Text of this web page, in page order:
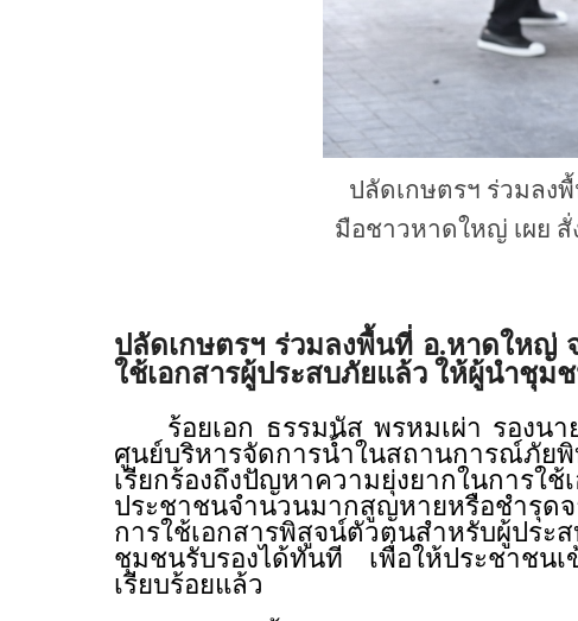
ปลัดเกษตรฯ ร่วมลง
มือชาวหาดใหญ่ เผย สั่
ปลัดเกษตรฯ ร่วมลงพื้นที่ อ.หาดใหญ่
ใช้เอกสารผู้ประสบภัยแล้ว ให้ผู้นำชุม
ร้อยเอก ธรรมนัส พรหมเผ่า รองนา
ศูนย์บริหารจัดการน้ำในสถานการณ์ภัย
เรียกร้องถึงปัญหาความยุ่งยากในการ
ประชาชนจำนวนมากสูญหายหรือชำรุ
การใช้เอกสารพิสูจน์ตัวตนสำหรับผู้ปร
ชุมชนรับรองได้ทันที เพื่อให้ประชาชน
เรียบร้อยแล้ว